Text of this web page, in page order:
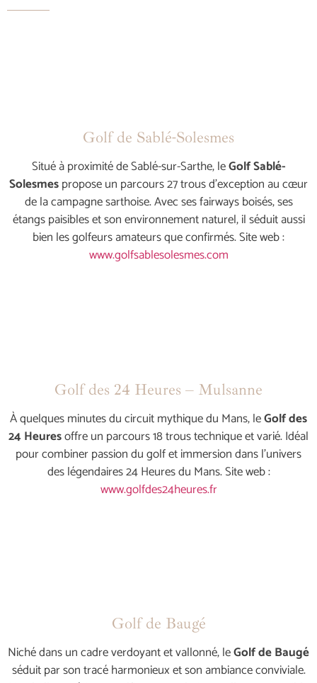
Golf de Sablé-Solesmes
Situé à proximité de Sablé-sur-Sarthe, leGolf Sablé-
Solesmespropose un parcours 27 trous d’exception au cœur
de la campagne sarthoise. Avec ses fairways boisés, ses
étangs paisibles et son environnement naturel, il séduit aussi
bien les golfeurs amateurs que confirmés. Site web :
www.golfsablesolesmes.com
Golf des 24 Heures – Mulsanne
À quelques minutes du circuit mythique du Mans, leGolf des
24 Heuresoffre un parcours 18 trous technique et varié. Idéal
pour combiner passion du golf et immersion dans l’univers
des légendaires 24 Heures du Mans. Site web :
www.golfdes24heures.fr
Golf de Baugé
Niché dans un cadre verdoyant et vallonné, leGolf de Baugé
séduit par son tracé harmonieux et son ambiance conviviale.